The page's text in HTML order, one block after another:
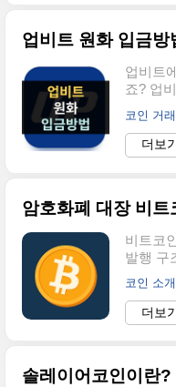
에 입금
케이뱅
업비트
야 합니
있습니
바..
업비트 원화 입금방
업비트
죠? 업
알아보
이뱅크
합니다
트 또는
합니다.
있어, 케
금이 가
케이뱅
개설을
에서
예를..
코인 거
더보
암호화폐 대장 비트
비트코
발행 구
지 비
화폐 대
년 사
공개한
다. 중앙
코인 소개
더보